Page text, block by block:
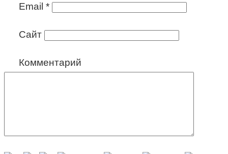
Email *
Сайт
Комментарий